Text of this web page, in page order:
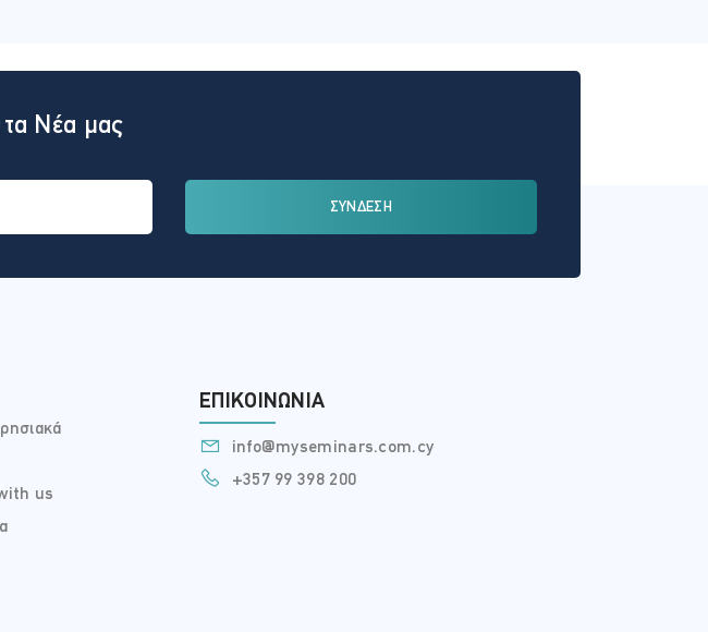
Νέα μας
ΣΥΝΔΕΣΗ
us
ΕΠΙΚΟΙΝΩΝΊΑ
info@myseminars.com.cy
+357 99 398 200